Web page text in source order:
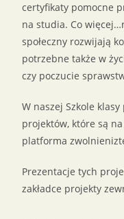
certyfikaty pomocne
na studia. Co
społeczny rozwijają
potrzebne także w
czy poczucie
W naszej Szkole
projektów, które są
platforma
Prezentacje tych
zakładce projekty